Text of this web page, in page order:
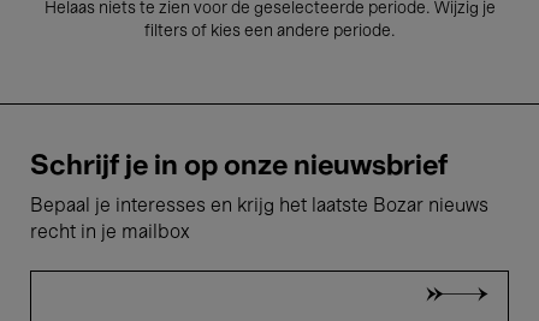
Helaas niets te zien voor de geselecteerde periode. Wijzig je
filters of kies een andere periode.
Schrijf je in op onze nieuwsbrief
Bepaal je interesses en krijg het laatste Bozar nieuws
recht in je mailbox